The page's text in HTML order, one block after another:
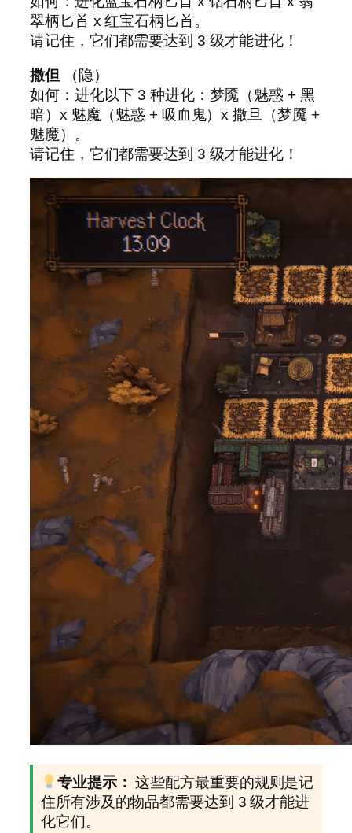
翠柄匕首 x 红宝石柄匕首。
请记住，它们都需要达到 3 级才能进化！
撒但 （隐）
如何：进化以下 3 种进化：梦魇（魅惑 + 黑
暗）x 魅魔（魅惑 + 吸血鬼）x 撒旦（梦魇 +
魅魔）。
请记住，它们都需要达到 3 级才能进化！
专业提示：这些配方最重要的规则是记
住所有涉及的物品都需要达到 3 级才能进
化它们。